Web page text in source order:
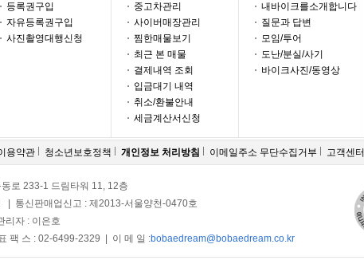
등록권구입
자유등록권구입
사진촬영대행신청
중고차관리
사이버매장관리
찜한매물보기
최근 본 매물
결제내역 조회
입금대기 내역
취소/환불안내
세금계산서신청
내바이크를소개합니다
질문과 답변
모임/투어
도난/분실/사기
바이크사진/동영상
용약관 청소년보호정책 개인정보 처리방침 이메일주소 무단수집거부 고객센터
로 233-1 드림타워 11, 12층
| 통신판매업신고 : 제2013-서울양천-0470호
리자 : 이은호
팩 스 : 02-6499-2329 | 이 메 일 :bobaedream@bobaedream.co.kr